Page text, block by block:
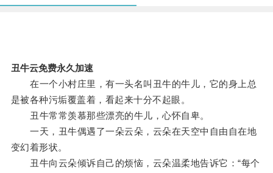
丑牛云免费永久加速
在一个小村庄里，有一头名叫丑牛的牛儿，它的身上总
是被各种污垢覆盖着，看起来十分不起眼。
丑牛常常羡慕那些漂亮的牛儿，心怀自卑。
一天，丑牛偶遇了一朵云朵，云朵在天空中自由自在地
变幻着形状。
丑牛向云朵倾诉自己的烦恼，云朵温柔地告诉它：“每个